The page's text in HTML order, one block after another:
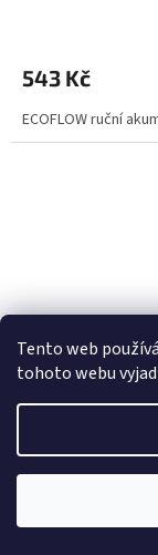
Tento web
tohoto webu
Navštivte
543 Kč
ECOFLOW ruční